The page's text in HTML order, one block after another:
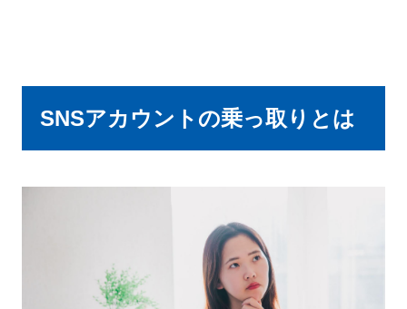
SNSアカウントの乗っ取りとは